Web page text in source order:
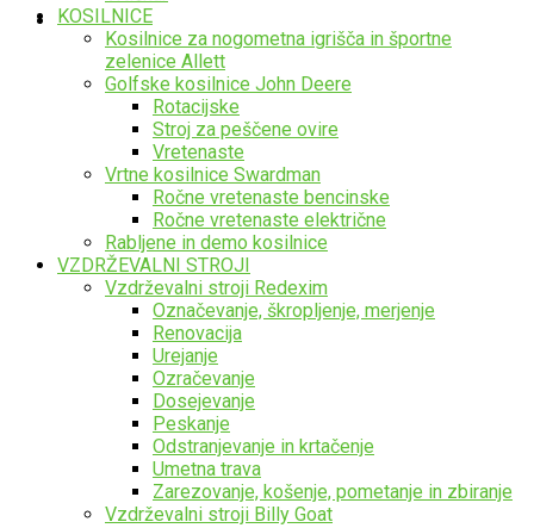
KOSILNICE
Kosilnice za nogometna igrišča in športne
zelenice Allett
Golfske kosilnice John Deere
Rotacijske
Stroj za peščene ovire
Vretenaste
Vrtne kosilnice Swardman
Ročne vretenaste bencinske
Ročne vretenaste električne
Rabljene in demo kosilnice
VZDRŽEVALNI STROJI
Vzdrževalni stroji Redexim
Označevanje, škropljenje, merjenje
Renovacija
Urejanje
Ozračevanje
Dosejevanje
Peskanje
Odstranjevanje in krtačenje
Umetna trava
Zarezovanje, košenje, pometanje in zbiranje
Vzdrževalni stroji Billy Goat